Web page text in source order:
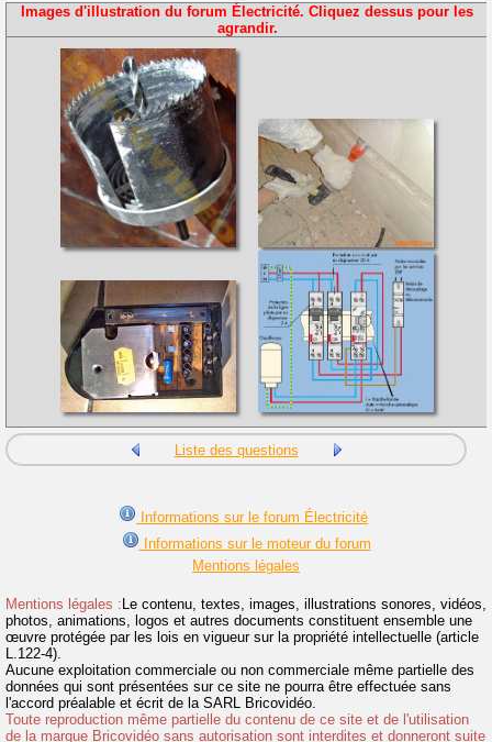
Images d'illustration du forum Électricité. Cliquez dessus pour les
agrandir.
Liste des questions
Informations sur le forum Électricité
Informations sur le moteur du forum
Mentions légales
Mentions légales :Le contenu, textes, images, illustrations sonores, vidéos,
photos, animations, logos et autres documents constituent ensemble une
œuvre protégée par les lois en vigueur sur la propriété intellectuelle (article
L.122-4).
Aucune exploitation commerciale ou non commerciale même partielle des
données qui sont présentées sur ce site ne pourra être effectuée sans
l'accord préalable et écrit de la SARL Bricovidéo.
Toute reproduction même partielle du contenu de ce site et de l'utilisation
de la marque Bricovidéo sans autorisation sont interdites et donneront suite